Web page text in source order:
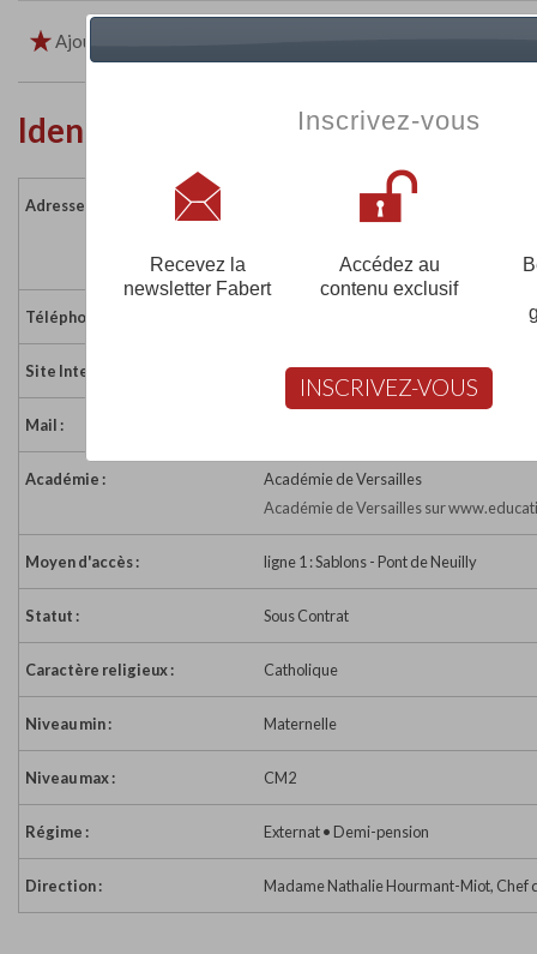
Ajouter aux favoris
Identité de l'établissement
Adresse :
23 rue des Poissonniers
Téléphone :
Site Internet : https://latrinite-neuilly.com/
Mail :
Académie :
Académie de Versailles
Académie de Versailles sur
Moyen d'accès : ligne 1 : Sablons - Pont de Neuilly
Statut : Sous Contrat
Caractère religieux : Catholique
Niveau min : Maternelle
Niveau max : CM2
Régime : Externat • Demi-pension
Direction : Madame Nathalie Hourmant-Miot, Chef
Inscrivez-vous
Recevez la
newsletter Fabert
Accédez au
contenu exclusif
INSCRIVEZ-VOUS